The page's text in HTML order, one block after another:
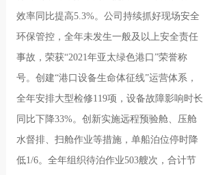
效率同比提高5.3%。公司持续抓好现场安全
环保管控，全年未发生一般及以上安全责任
事故，荣获“2021年亚太绿色港口”荣誉称
号。创建“港口设备生命体征线”运营体系，
全年安排大型检修119项，设备故障影响时长
同比下降33%。创新实施远程预验舱、压舱
水督排、扫舱作业等措施，单船泊位停时降
低1/6。全年组织待泊作业503艘次，合计节